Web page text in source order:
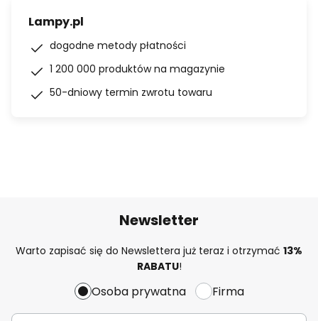
Lampy.pl
dogodne metody płatności
1 200 000 produktów na magazynie
50-dniowy termin zwrotu towaru
Newsletter
Warto zapisać się do Newslettera już teraz i otrzymać 13%
RABATU!
Osoba prywatna Firma